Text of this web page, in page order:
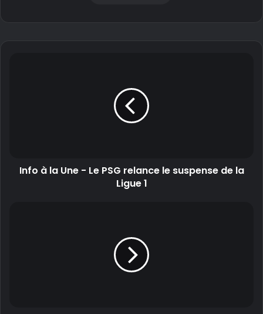
Info à la Une - Le PSG relance le suspense de la
Ligue 1